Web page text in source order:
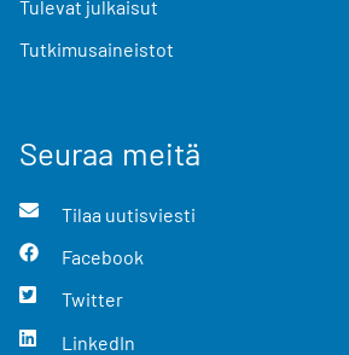
Tulevat julkaisut
Tutkimusaineistot
Seuraa meitä
Tilaa uutisviesti
Facebook
Twitter
LinkedIn